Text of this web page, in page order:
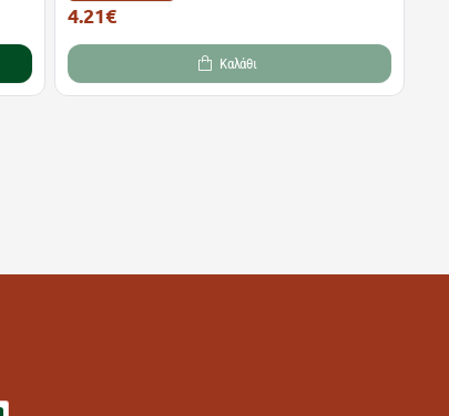
4.21€
Καλάθι